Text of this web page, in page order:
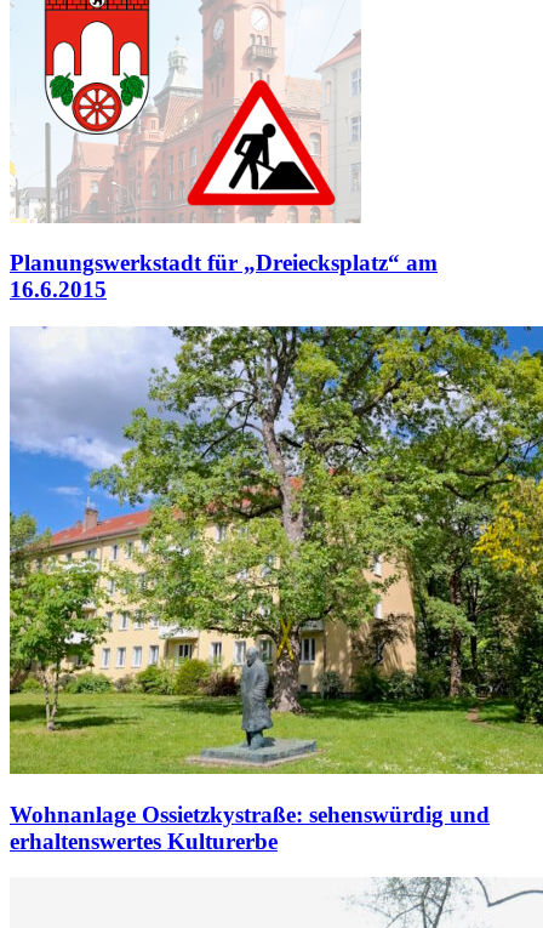
Planungswerkstadt für „Dreiecksplatz“ am
16.6.2015
Wohnanlage Ossietzkystraße: sehenswürdig und
erhaltenswertes Kulturerbe